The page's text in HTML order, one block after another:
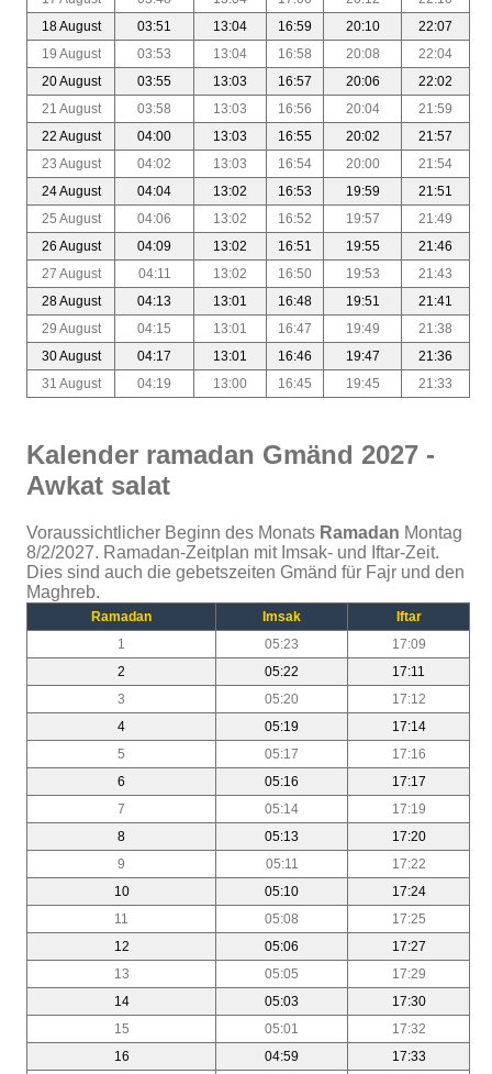
18 August
03:51 13:04 16:59 20:10
22:07
19 August
03:53 13:04 16:58 20:08
22:04
20 August
03:55 13:03 16:57 20:06
22:02
21 August
03:58 13:03 16:56 20:04
21:59
22 August
04:00 13:03 16:55 20:02
21:57
23 August
04:02 13:03 16:54 20:00
21:54
24 August
04:04 13:02 16:53 19:59
21:51
25 August
04:06 13:02 16:52 19:57
21:49
26 August
04:09 13:02 16:51 19:55
21:46
27 August
04:11 13:02 16:50 19:53
21:43
28 August
04:13 13:01 16:48 19:51
21:41
29 August
04:15 13:01 16:47 19:49
21:38
30 August
04:17 13:01 16:46 19:47
21:36
31 August
04:19 13:00 16:45 19:45 21:33
Kalender ramadan Gmänd 2027 -
Awkat salat
Voraussichtlicher Beginn des Monats Ramadan Montag
8/2/2027. Ramadan-Zeitplan mit Imsak- und Iftar-Zeit.
Dies sind auch die gebetszeiten Gmänd für Fajr und den
Maghreb.
Ramadan Imsak
Iftar
1
05:23
17:09
2
05:22
17:11
3
05:20
17:12
4
05:19
17:14
5
05:17
17:16
6
05:16
17:17
7
05:14
17:19
8
05:13
17:20
9
05:11
17:22
10
05:10
17:24
11
05:08
17:25
12
05:06
17:27
13
05:05
17:29
14
05:03
17:30
15
05:01
17:32
16
04:59
17:33